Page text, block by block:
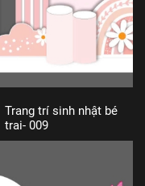
Trang trí sinh nhật bé
trai- 009